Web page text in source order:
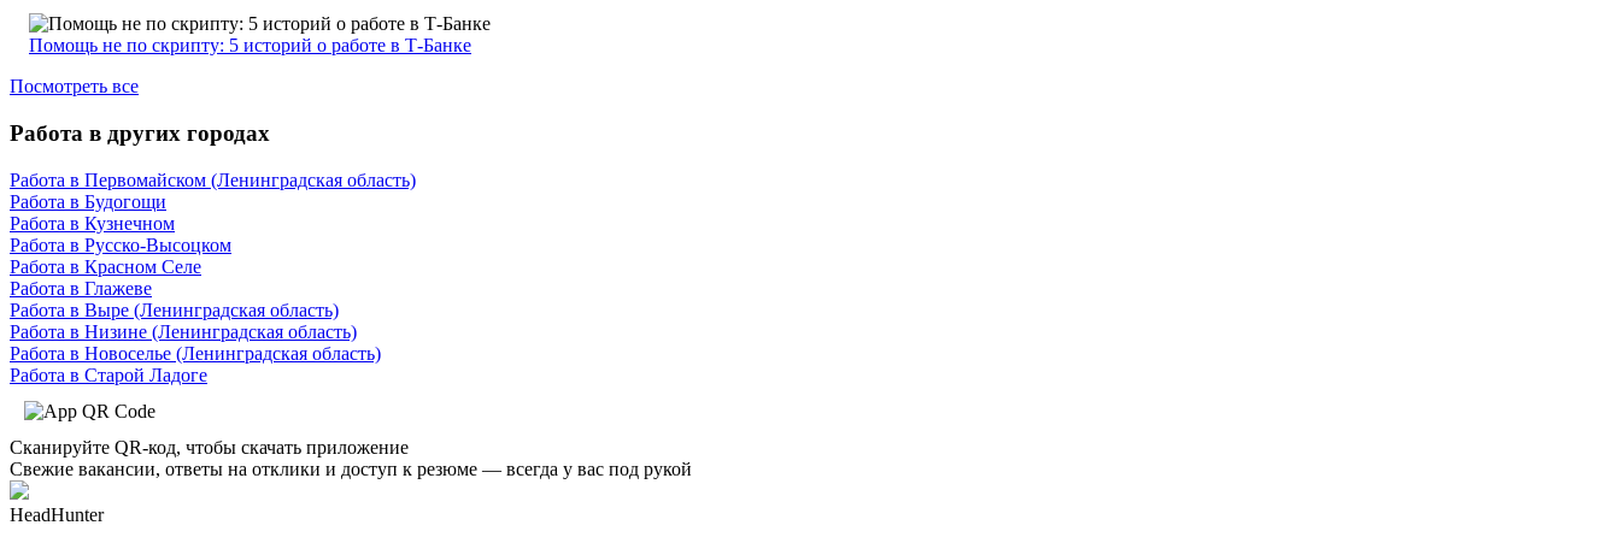
Помощь не по скрипту: 5 историй о работе в Т-Банке
Посмотреть все
Работа в других городах
Работа в Первомайском (Ленинградская область)
Работа в Будогощи
Работа в Кузнечном
Работа в Русско-Высоцком
Работа в Красном Селе
Работа в Глажеве
Работа в Выре (Ленинградская область)
Работа в Низине (Ленинградская область)
Работа в Новоселье (Ленинградская область)
Работа в Старой Ладоге
Сканируйте QR-код, чтобы скачать приложение
Свежие вакансии, ответы на отклики и доступ к резюме — всегда у вас под рукой
HeadHunter